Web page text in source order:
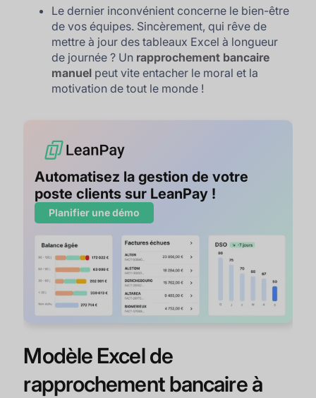
Le dernier inconvénient concerne le bien-être
de vos équipes. Sincèrement, qui rêve de
mettre à jour des tableaux Excel à longueur
de journée ? Un rapprochement bancaire
manuel peut vite entacher le moral et la
motivation de tout le monde !
Automatisez la gestion de votre
poste clients sur LeanPay !
Planifier une démo
Modèle Excel de
rapprochement bancaire à